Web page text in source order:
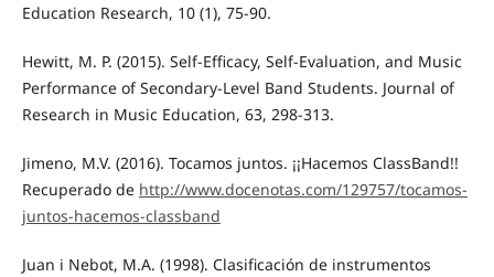
Education Research, 10 (1), 75-90.
Hewitt, M. P. (2015). Self-Efficacy, Self-Evaluation, and Music
Performance of Secondary-Level Band Students. Journal of
Research in Music Education, 63, 298-313.
Jimeno, M.V. (2016). Tocamos juntos. ¡¡Hacemos ClassBand!!
Recuperado de http://www.docenotas.com/129757/tocamos-
juntos-hacemos-classband
Juan i Nebot, M.A. (1998). Clasificación de instrumentos